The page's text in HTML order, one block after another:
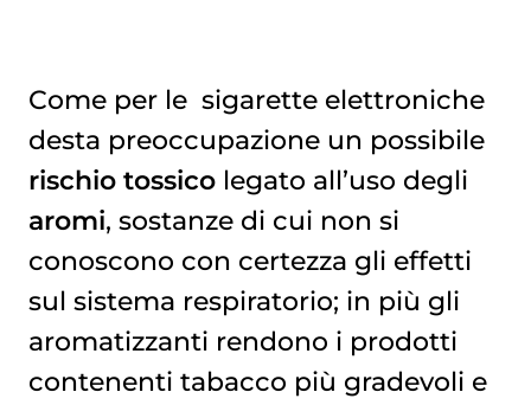
Come per le sigarette elettroniche
desta preoccupazione un possibile
rischio tossicolegato all’uso degli
aromi, sostanze di cui non si
conoscono con certezza gli effetti
sul sistema respiratorio; in più gli
aromatizzanti rendono i prodotti
contenenti tabacco più gradevoli e